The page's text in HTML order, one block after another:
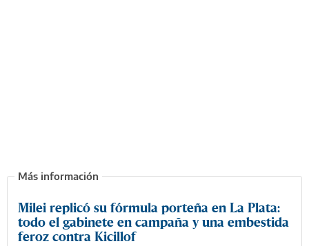
Milei replicó su fórmula porteña en La Plata:
todo el gabinete en campaña y una embestida
feroz contra Kicillof